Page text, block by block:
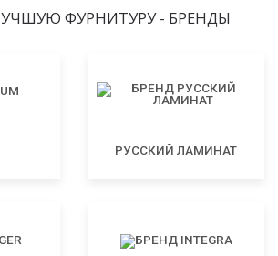
ФУРНИТУРУ - БРЕНДЫ
РУССКИЙ ЛАМИНАТ